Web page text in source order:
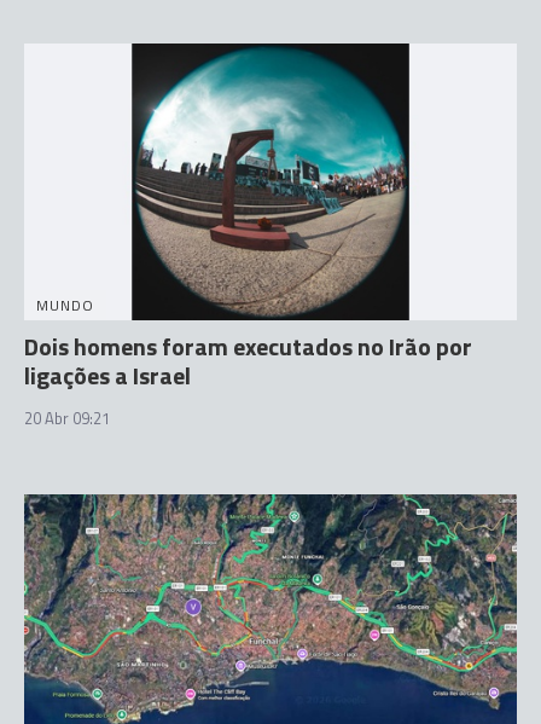
MUNDO
Dois homens foram executados no Irão por
ligações a Israel
20 Abr 09:21